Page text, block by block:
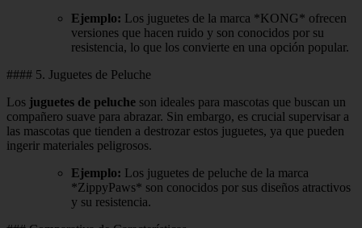
Ejemplo: Los juguetes de la marca *KONG* ofrecen
versiones que hacen ruido y son conocidos por su
resistencia, lo que los convierte en una opción popular.
#### 5. Juguetes de Peluche
Los juguetes de peluche son ideales para mascotas que buscan un
compañero suave para abrazar. Sin embargo, es crucial supervisar a
las mascotas que tienden a destrozar estos juguetes, ya que pueden
ingerir materiales peligrosos.
Ejemplo: Los juguetes de peluche de la marca
*ZippyPaws* son conocidos por sus diseños atractivos
y su resistencia.